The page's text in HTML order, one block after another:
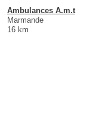
Ambulances A.m.t
Marmande
16 km